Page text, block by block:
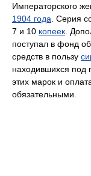
Императорского
1904 года . Серия
7 и 10 копеек .
поступал в фонд
средств в пользу
находившихся под
этих марок и
обязательными.